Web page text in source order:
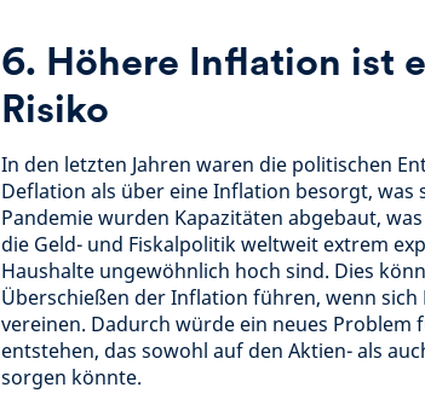
6. Höhere Inflation ist
Risiko
In den letzten Jahren waren die politischen
Deflation als über eine Inflation besorgt,
Pandemie wurden Kapazitäten abgebaut,
die Geld- und Fiskalpolitik weltweit extrem
Haushalte ungewöhnlich hoch sind. Dies
Überschießen der Inflation führen, wenn
vereinen. Dadurch würde ein neues
entstehen, das sowohl auf den Aktien- als
sorgen könnte.